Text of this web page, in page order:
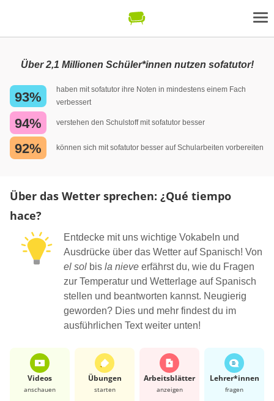
Über 2,1 Millionen Schüler*innen nutzen sofatutor!
93%
haben mit sofatutor ihre Noten in mindestens einem Fach
verbessert
94% verstehen den Schulstoff mit sofatutor besser
92% können sich mit sofatutor besser auf Schularbeiten vorbereiten
Über das Wetter sprechen: ¿Qué tiempo
hace?
Entdecke mit uns wichtige Vokabeln und
Ausdrücke über das Wetter auf Spanisch! Von
el sol bis la nieve erfährst du, wie du Fragen
zur Temperatur und Wetterlage auf Spanisch
stellen und beantworten kannst. Neugierig
geworden? Dies und mehr findest du im
ausführlichen Text weiter unten!
Videos
anschauen
Übungen
starten
Arbeits­blätter
anzeigen
Lehrer*​innen
fragen